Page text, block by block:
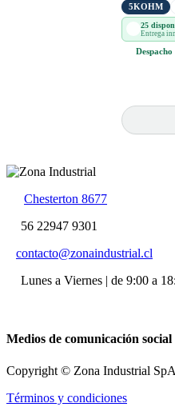
5KOHM
25
Entrega
Despacho
Chesterton 8677
56 22947 9301
contacto@zonaindustrial.cl
Lunes a Viernes | de 9:00 a
Medios de comunicación social
Copyright © Zona Industrial SpA
Términos y condiciones